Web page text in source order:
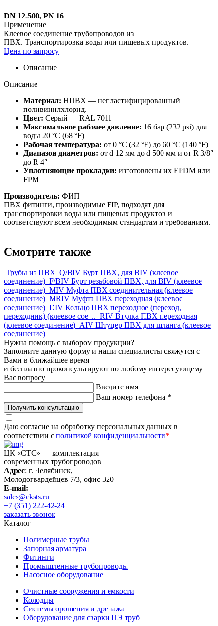
DN 12-500, PN 16
Применение
Клеевое соединение трубопроводов из
ПВХ. Транспортировка воды или пищевых продуктов.
Цена по запросу
Описание
Описание
Материал: НПВХ — непластифицированный
поливинилхлорид.
Цвет: Серый — RAL 7011
Максимальное рабочее давление: 16 бар (232 psi) для
воды 20 °C (68 °F)
Рабочая температура: от 0 °C (32 °F) до 60 °C (140 °F)
Диапазон диаметров: от d 12 мм до d 500 мм и от R 3/8″
до R 4″
Уплотняющие прокладки: изготовлены их EPDM или
FPM
Производитель: ФИП
ПВХ фитинги, производимые FIP, подходят для
транспортировки воды или пищевых продуктов и
соответствуют всем необходимым стандартам и требованиям.
Смотрите также
Трубы из ПВХ Q/BIV Бурт ПВХ, для BIV (клеевое
соединение) F/BIV Бурт резьбовой ПВХ, для BIV (клеевое
соединение) MIV Муфта ПВХ соединительная (клеевое
соединение) MRIV Муфта ПВХ переходная (клеевое
соединение) DIV Кольцо ПВХ переходное (переход,
переходник) (клеевое сое ... RIV Втулка ПВХ переходная
(клеевое соединение) AIV Штуцер ПВХ для шланга (клеевое
соединение)
Нужна помощь с выбором продукции?
Заполните данную форму и наши специалисты свяжутся с
Вами в ближайшее время
и бесплатно проконсультируют по любому интересующему
Вас вопросу
Введите имя
Ваш номер телефона *
Получить консультацию
Даю согласие на обработку персональных данных в
соответствии с политикой конфиденциальности*
ЦК «СТС» — комплектация
современных трубопроводов
Адрес: г. Челябинск,
Молодогвардейцев 7/3, офис 320
E-mail:
sales@cksts.ru
+7 (351) 222-42-24
заказать звонок
Каталог
Полимерные трубы
Запорная арматура
Фитинги
Промышленные трубопроводы
Насосное оборудование
Очистные сооружения и емкости
Колодцы
Системы орошения и дренажа
Оборудование для сварки ПЭ труб